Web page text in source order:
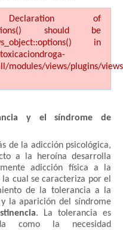
of
should be
in
modules/views/plugins/
y el síndrome de
de la adicción psicológica,
a la heroína desarrolla
adicción física a la
la cual se caracteriza por el
de la tolerancia a la
la aparición del síndrome
. La tolerancia es
como la necesidad